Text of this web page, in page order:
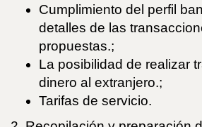
Cumplimiento del perfil
detalles de las
propuestas.;
La posibilidad de realizar
dinero al extranjero.;
Tarifas de servicio.